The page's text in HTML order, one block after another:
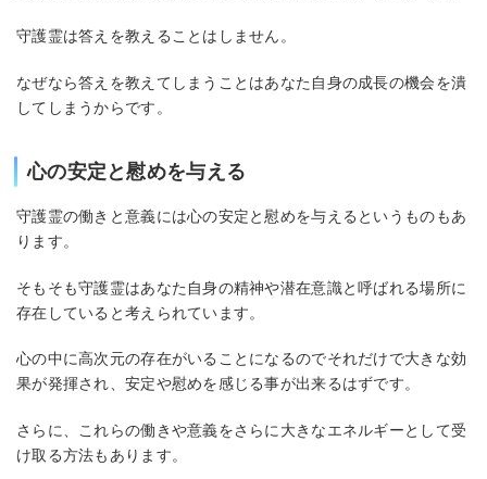
守護霊は答えを教えることはしません。
なぜなら答えを教えてしまうことはあなた自身の成長の機会を潰
してしまうからです。
心の安定と慰めを与える
守護霊の働きと意義には心の安定と慰めを与えるというものもあ
ります。
そもそも守護霊はあなた自身の精神や潜在意識と呼ばれる場所に
存在していると考えられています。
心の中に高次元の存在がいることになるのでそれだけで大きな効
果が発揮され、安定や慰めを感じる事が出来るはずです。
さらに、これらの働きや意義をさらに大きなエネルギーとして受
け取る方法もあります。